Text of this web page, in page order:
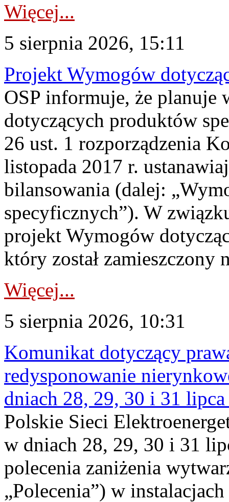
Więcej...
5 sierpnia 2026, 15:11
Projekt Wymogów
OSP informuje, że planuje
dotyczących produktów
26 ust. 1 rozporządzenia
listopada 2017 r.
bilansowania (dalej:
specyficznych”). W
projekt Wymogów
który został zamieszczony
Więcej...
5 sierpnia 2026, 10:31
Komunikat dotyczący
redysponowanie
dniach 28, 29, 30 i 31
Polskie Sieci
w dniach 28, 29, 30 i 31
polecenia zaniżenia
„Polecenia”) w